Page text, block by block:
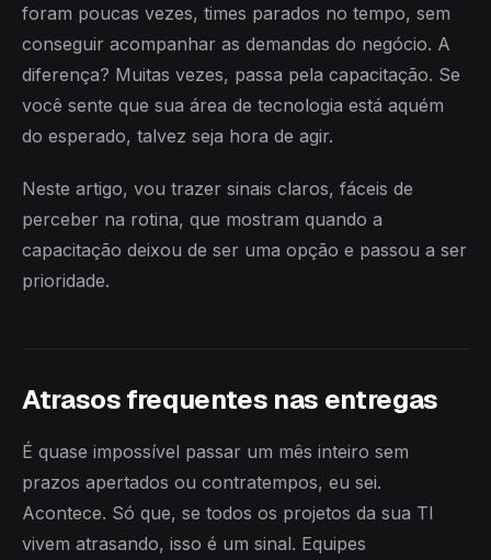
foram poucas vezes, times parados no tempo, sem
conseguir acompanhar as demandas do negócio. A
diferença? Muitas vezes, passa pela capacitação. Se
você sente que sua área de tecnologia está aquém
do esperado, talvez seja hora de agir.
Neste artigo, vou trazer sinais claros, fáceis de
perceber na rotina, que mostram quando a
capacitação deixou de ser uma opção e passou a ser
prioridade.
Atrasos frequentes nas entregas
É quase impossível passar um mês inteiro sem
prazos apertados ou contratempos, eu sei.
Acontece. Só que, se todos os projetos da sua TI
vivem atrasando, isso é um sinal. Equipes